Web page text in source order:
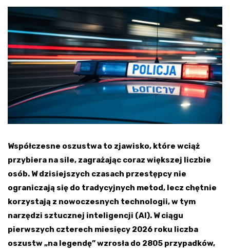
Współczesne oszustwa to zjawisko, które wciąż
przybiera na sile, zagrażając coraz większej liczbie
osób. W dzisiejszych czasach przestępcy nie
ograniczają się do tradycyjnych metod, lecz chętnie
korzystają z nowoczesnych technologii, w tym
narzędzi sztucznej inteligencji (AI). W ciągu
pierwszych czterech miesięcy 2026 roku liczba
oszustw „na legendę” wzrosła do 2805 przypadków,